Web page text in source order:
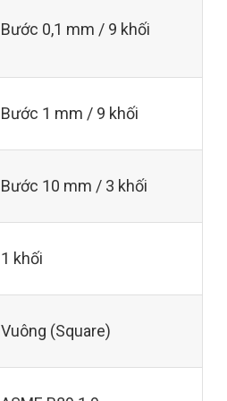
Bước 0,1 mm / 9 khối
Bước 1 mm / 9 khối
Bước 10 mm / 3 khối
1 khối
Vuông (Square)